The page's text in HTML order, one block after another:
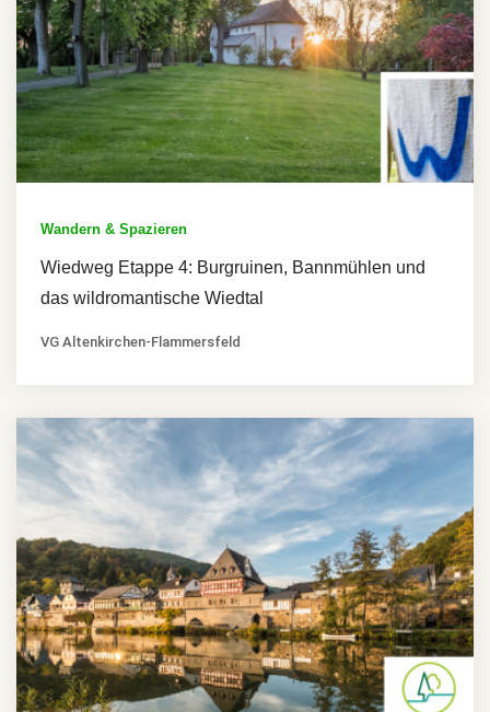
Wandern & Spazieren
Wiedweg Etappe 4: Burgruinen, Bannmühlen und
das wildromantische Wiedtal
VG Altenkirchen-Flammersfeld